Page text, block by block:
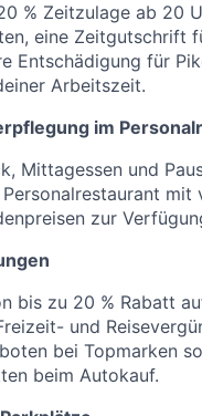
% Zeitzulage ab 20
eine Zeitgutschrift
Entschädigung für
Arbeitszeit.
im
Mittagessen und
mit
zur
bis zu 20 % Rabatt
und
bei Topmarken
beim Autokauf.